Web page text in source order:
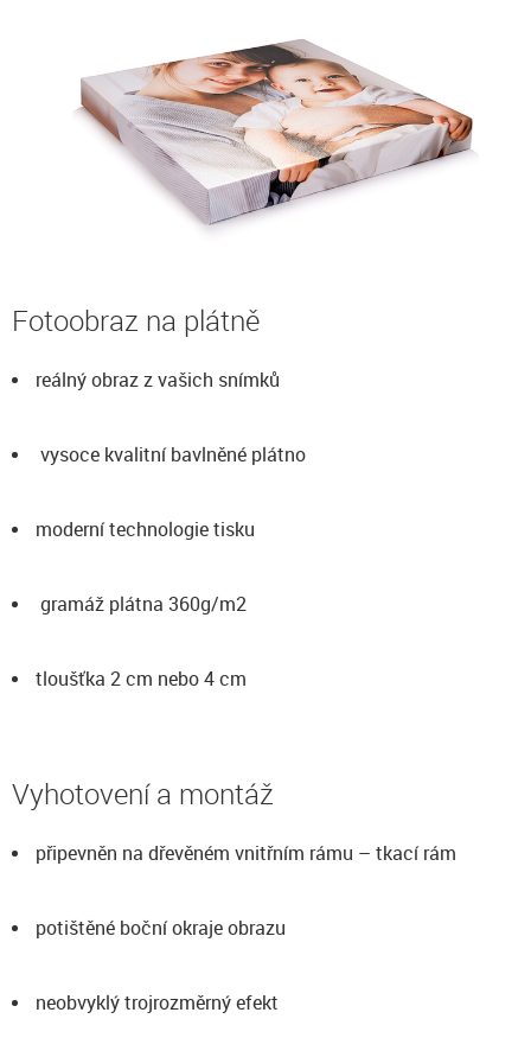
Fotoobraz na plátně
reálný obraz z vašich snímků
vysoce kvalitní bavlněné plátno
moderní technologie tisku
gramáž plátna 360g/m2
tloušťka 2 cm nebo 4 cm
Vyhotovení a montáž
připevněn na dřevěném vnitřním rámu – tkací rám
potištěné boční okraje obrazu
neobvyklý trojrozměrný efekt